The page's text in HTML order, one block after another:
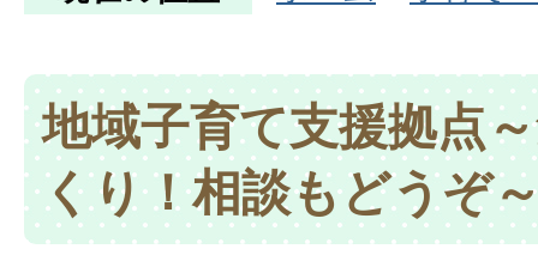
地域子育て支援拠点
くり！相談もどうぞ